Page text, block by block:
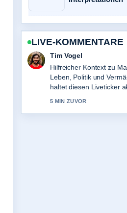
LIVE-KOMMENTARE
Mila Kruger
Die Berichterstattung zu
heute: Leben, Karriere
wirkt solide und sehr gut